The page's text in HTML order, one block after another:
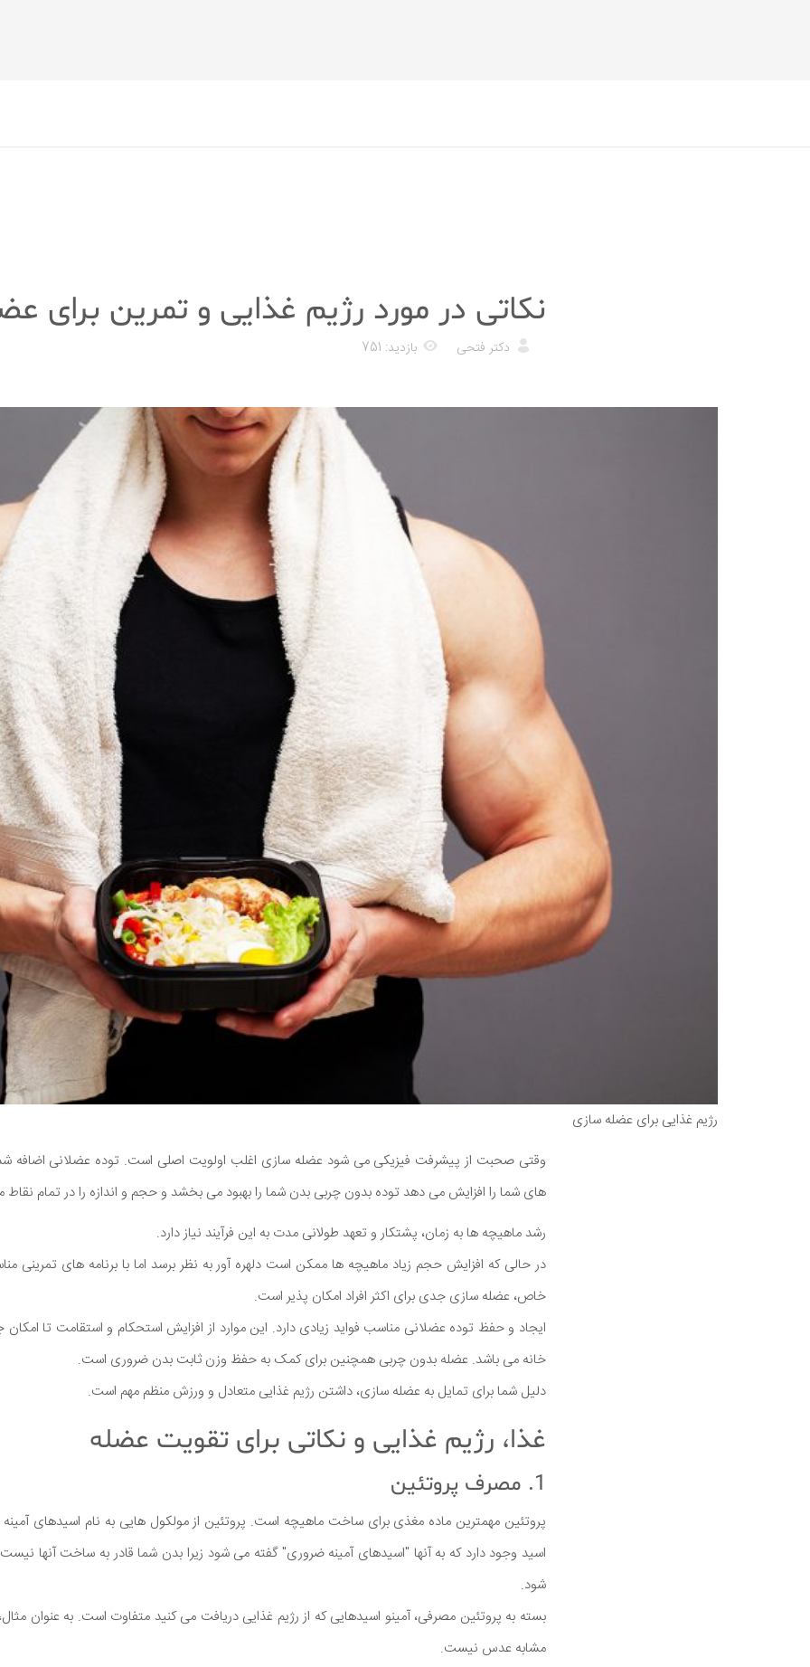
نکاتی در مورد رژیم غذایی و تمرین برای
دکتر فتحی بازدید: 751
رژیم غذایی برای عضله سازی
وقتی صحبت از پیشرفت فیزیکی می شود عضله سازی اغلب اولویت اصلی است. توده عضلانی اضافه
های شما را افزایش می دهد توده بدون چربی بدن شما را بهبود می بخشد و حجم و اندازه را در تمام نقاط
رشد ماهیچه ها به زمان، پشتکار و تعهد طولانی مدت به این فرآیند نیاز دارد.
در حالی که افزایش حجم زیاد ماهیچه ها ممکن است دلهره آور به نظر برسد اما با برنامه های
خاص، عضله سازی جدی برای اکثر افراد امکان پذیر است.
ایجاد و حفظ توده عضلانی مناسب فواید زیادی دارد. این موارد از افزایش استحکام و استقامت تا امکان
خانه می باشد. عضله بدون چربی همچنین برای کمک به حفظ وزن ثابت بدن ضروری است.
دلیل شما برای تمایل به عضله سازی، داشتن رژیم غذایی متعادل و ورزش منظم مهم است.
غذا، رژیم غذایی و نکاتی برای تقویت عضله
1. مصرف پروتئین
اسید وجود دارد که به آنها "اسیدهای آمینه ضروری" گفته می شود زیرا بدن شما قادر به ساخت آنها نیست
شود.
بسته به پروتئین مصرفی، آمینو اسیدهایی که از رژیم غذایی دریافت می کنید متفاوت است. به عنوان
مشابه عدس نیست.